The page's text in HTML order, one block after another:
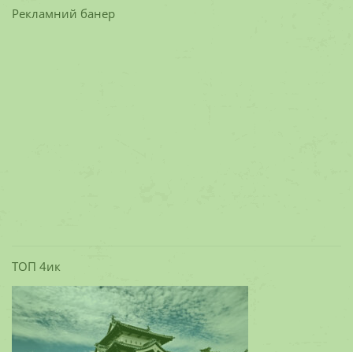
Рекламний банер
ТОП 4ик